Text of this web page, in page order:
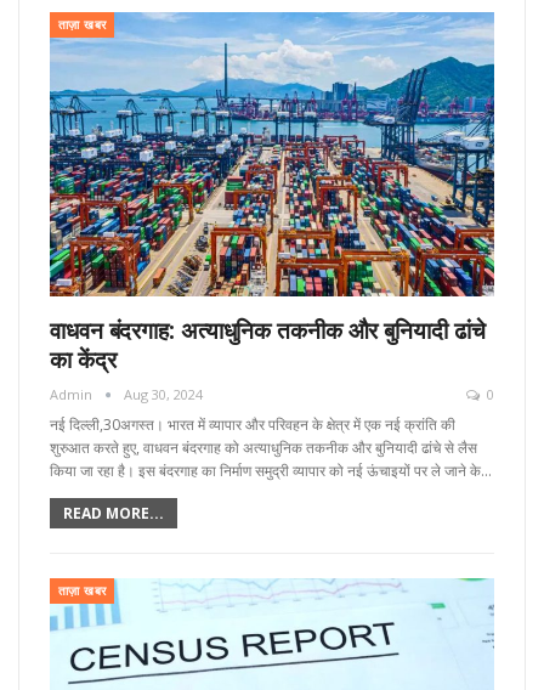
ताज़ा खबर
वाधवन बंदरगाह: अत्याधुनिक तकनीक और बुनियादी ढांचे
का केंद्र
Admin Aug 30, 2024 0
नई दिल्ली,30अगस्त। भारत में व्यापार और परिवहन के क्षेत्र में एक नई क्रांति की
शुरुआत करते हुए, वाधवन बंदरगाह को अत्याधुनिक तकनीक और बुनियादी ढांचे से लैस
किया जा रहा है। इस बंदरगाह का निर्माण समुद्री व्यापार को नई ऊंचाइयों पर ले जाने के…
READ MORE...
ताज़ा खबर